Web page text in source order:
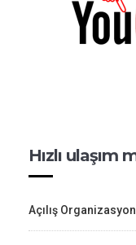
Hızlı ulaşım
Açılış